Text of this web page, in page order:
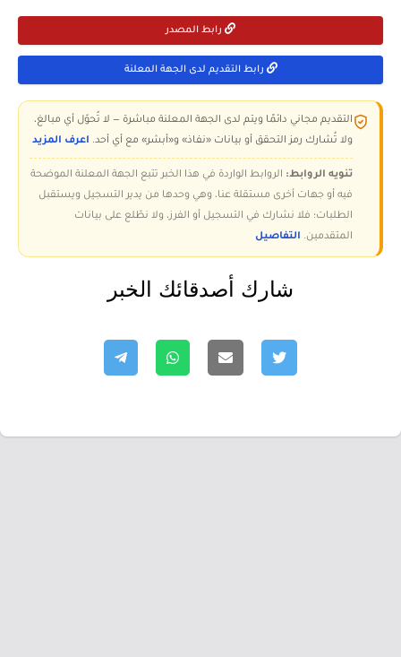
رابط المصدر
رابط التقديم لدى الجهة المعلنة
التقديم مجاني دائمًا ويتم لدى الجهة المعلنة مباشرة — لا تُحوّل أي مبالغ،
ولا تُشارك رمز التحقق أو بيانات «نفاذ» و«أبشر» مع أي أحد. اعرف المزيد
تنويه الروابط: الروابط الواردة في هذا الخبر تتبع الجهة المعلنة الموضحة
فيه أو جهات أخرى مستقلة عنا، وهي وحدها من يدير التسجيل ويستقبل
الطلبات؛ فلا نشارك في التسجيل أو الفرز، ولا نطّلع على بيانات
المتقدمين. التفاصيل
شارك أصدقائك الخبر